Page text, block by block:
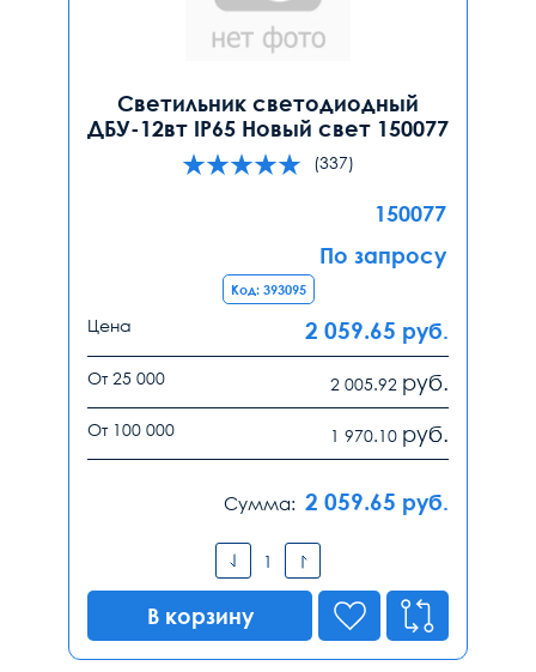
Светильник светодиодный
ДБУ-12вт IP65 Новый свет 150077
(337)
150077
По запросу
Код: 393095
Цена 2 059.65 руб.
От 25 000 2 005.92 руб.
От 100 000 1 970.10 руб.
Сумма: 2 059.65 руб.
В корзину